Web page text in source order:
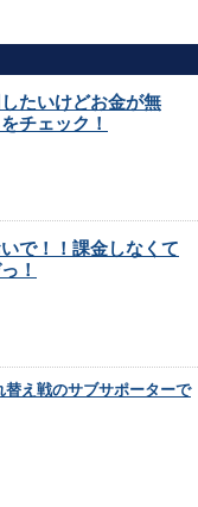
たいけどお金が無
チェック！
で！！課金しなくて
！
え戦のサブサポーターで